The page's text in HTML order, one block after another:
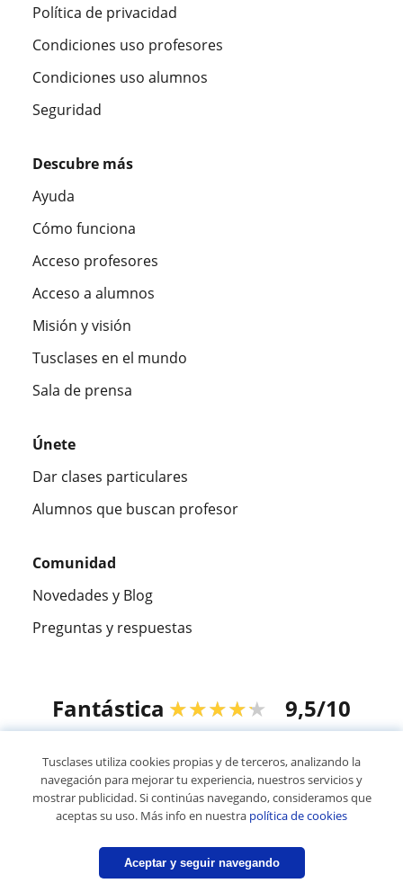
Política de privacidad
Condiciones uso profesores
Condiciones uso alumnos
Seguridad
Descubre más
Ayuda
Cómo funciona
Acceso profesores
Acceso a alumnos
Misión y visión
Tusclases en el mundo
Sala de prensa
Únete
Dar clases particulares
Alumnos que buscan profesor
Comunidad
Novedades y Blog
Preguntas y respuestas
Fantástica ★★★★★ 9,5/10
© 2007 - 2026 Tusclases.com.ve
Mapa web:Profesores particulares
Tusclases utiliza cookies propias y de terceros, analizando la
navegación para mejorar tu experiencia, nuestros servicios y
mostrar publicidad. Si continúas navegando, consideramos que
aceptas su uso. Más info en nuestra política de cookies
Aceptar y seguir navegando